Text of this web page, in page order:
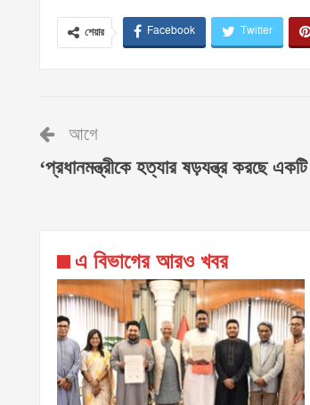
শেয়ার Facebook Twitter
আগে
‘প্রধানমন্ত্রীকে হত্যার ষড়যন্ত্র করছে
এ বিভাগের আরও খবর